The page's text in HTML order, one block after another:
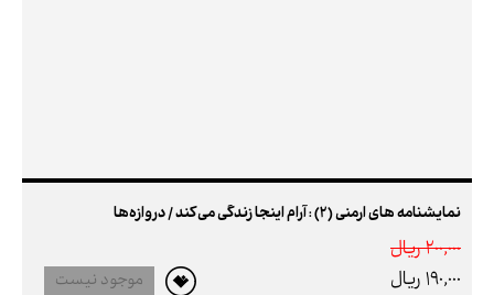
نمایشنامه های ارمنی (2) : آرام اینجا زندگی می‌کند / دروازه‌ها
200,000 ريال
190,000 ريال
موجود نیست